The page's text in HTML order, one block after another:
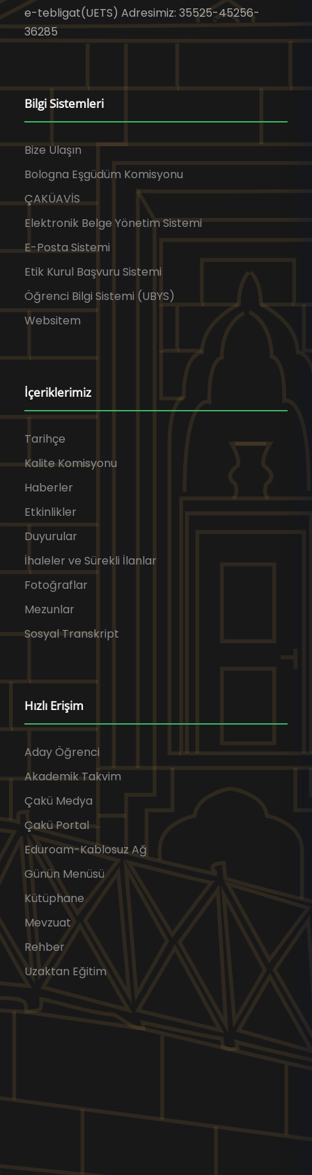
e-tebligat(UETS) Adresimiz: 35525-45256-
36285
Bilgi Sistemleri
Bize Ulaşın
Bologna Eşgüdüm Komisyonu
ÇAKÜAVİS
Elektronik Belge Yönetim Sistemi
E-Posta Sistemi
Etik Kurul Başvuru Sistemi
Öğrenci Bilgi Sistemi (UBYS)
Websitem
İçeriklerimiz
Tarihçe
Kalite Komisyonu
Haberler
Etkinlikler
Duyurular
İhaleler ve Sürekli İlanlar
Fotoğraflar
Mezunlar
Sosyal Transkript
Hızlı Erişim
Aday Öğrenci
Akademik Takvim
Çakü Medya
Çakü Portal
Eduroam-Kablosuz Ağ
Günün Menüsü
Kütüphane
Mevzuat
Rehber
Uzaktan Eğitim